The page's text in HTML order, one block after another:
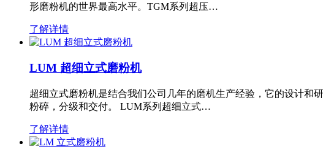
形磨粉机的世界最高水平。TGM系列超压…
了解详情
LUM 超细立式磨粉机
超细立式磨粉机是结合我们公司几年的磨机生产经验，它的设计和
粉碎，分级和交付。 LUM系列超细立式…
了解详情